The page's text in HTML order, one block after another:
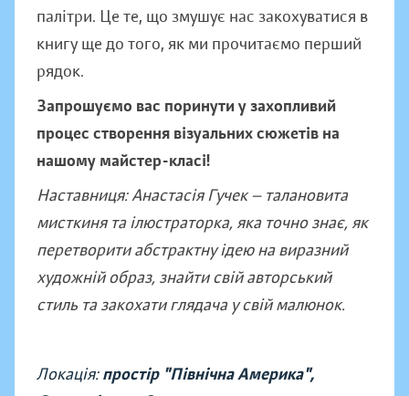
палітри. Це те, що змушує нас закохуватися в
книгу ще до того, як ми прочитаємо перший
рядок.
Запрошуємо вас поринути у захопливий
процес створення візуальних сюжетів на
нашому майстер-класі!
Наставниця: Анастасія Гучек — талановита
мисткиня та ілюстраторка, яка точно знає, як
перетворити абстрактну ідею на виразний
художній образ, знайти свій авторський
стиль та закохати глядача у свій малюнок.
Локація:простір "Північна Америка",